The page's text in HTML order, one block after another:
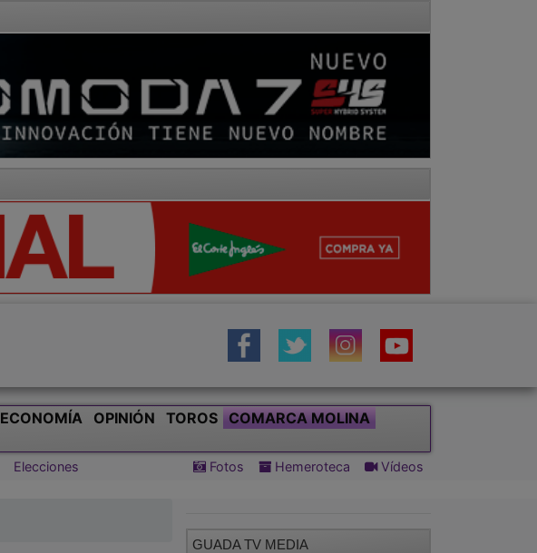
ECONOMÍA OPINIÓN TOROS COMARCA MOLINA
Elecciones Fotos Hemeroteca Vídeos
GUADA TV MEDIA